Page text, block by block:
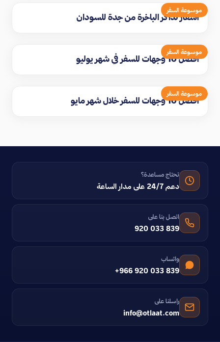
موسوعة السفر
اسعار تذاكر الباخرة من جدة للسودان
موسوعة السفر
افضل 10 وجهات للسفر في شهر يوليو
موسوعة السفر
افضل 10 وجهات للسفر خلال شهر مايو
تحتاج مساعدة؟
دعم 24/7 على مدار الساعة
اتصل بنا على
920 033 839
واتساب
+966 920 033 839
راسلنا على
info@otlaat.com